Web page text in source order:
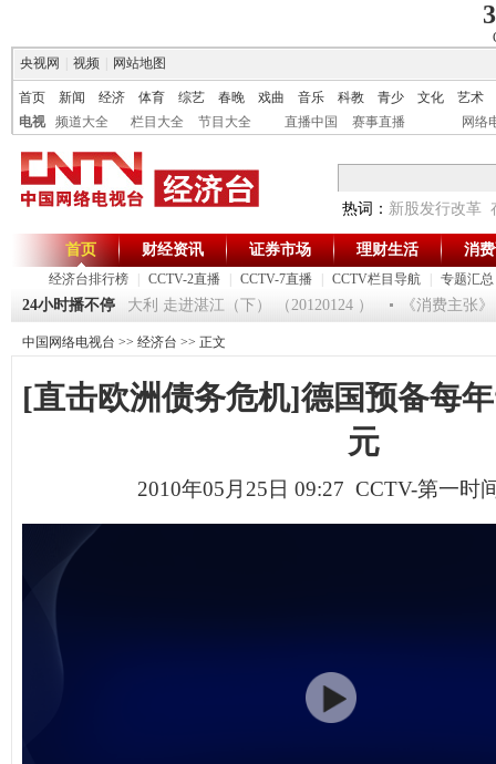
央视网
视频 网站地图
首页 新闻 经济 体育 综艺 春晚 戏曲 音乐 科教 青少 文化
艺术
电视
频道大全 栏目大全 节目大全 直播中国 赛事直播 网络
热词： 新股发行改革
首页
经济台排行榜 CCTV-2直播 CCTV-7直播 CCTV栏目导航 专题汇总
财经资讯 证券市场 理财生活 消
24小时播不停
[生财有道]大集大利 走进湛江（下） （20120124 ） 《消费主张》
中国网络电视台 >> 经济台 >> 正文
[直击欧洲债务危机]德国预备每
元
2010年05月25日 09:27 CCTV-第一时